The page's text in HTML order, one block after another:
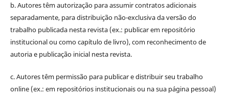
b. Autores têm autorização para assumir contratos adicionais
separadamente, para distribuição não-exclusiva da versão do
trabalho publicada nesta revista (ex.: publicar em repositório
institucional ou como capítulo de livro), com reconhecimento de
autoria e publicação inicial nesta revista.
c. Autores têm permissão para publicar e distribuir seu trabalho
online (ex.: em repositórios institucionais ou na sua página pessoal)